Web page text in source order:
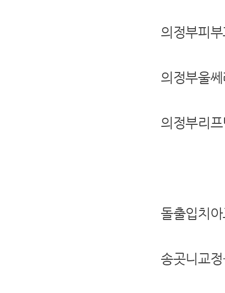
의정부피
의정부울
의정부리
돌출입치
송곳니교정